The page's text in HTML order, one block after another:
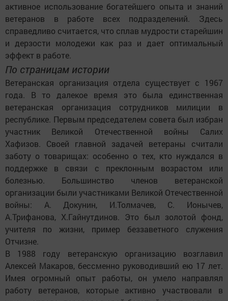
активное использование богатейшего опыта и знаний
ветеранов в работе всех подразделений. Здесь
справедливо считается, что сплав мудрости старейшин
и дерзости молодежи как раз и дает оптимальный
эффект в работе.
По страницам истории
Ветеранская организация отдела существует с 1967
года. В то далекое время это была единственная
ветеранская организация сотрудников милиции в
республике. Первым председателем cовета был избран
участник Великой Отечественной войны Салих
Хафизов. Своей главной задачей ветераны считали
заботу о товарищах: особенно о тех, кто нуждался в
поддержке в связи с преклонным возрастом или
болезнью. Большинство членов ветеранской
организации были участниками Великой Отечественной
войны: А. Докунин, И.Толмачев, С. Ионычев,
А.Трифанова, Х.Гайнутдинов. Это был золотой фонд,
учителя по жизни, пример беззаветного служения
Отчизне.
В 1988 году ветеранскую организацию возглавил
Алексей Макаров, бессменно руководивший ею 17 лет.
Имея огромный опыт работы, он умело направлял
работу ветеранов, которые активно участвовали в